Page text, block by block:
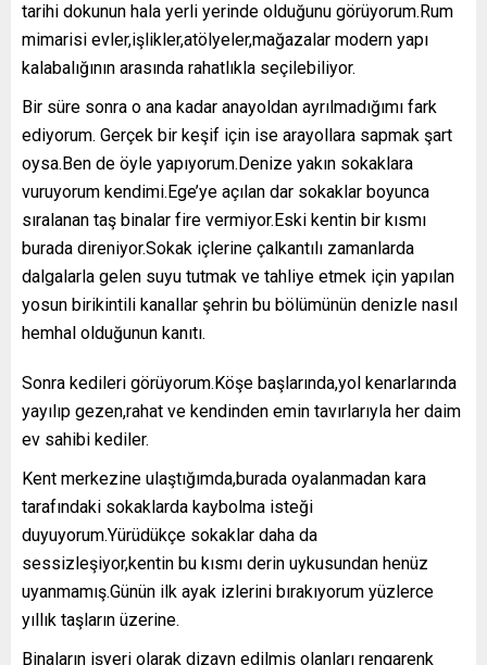
tarihi dokunun hala yerli yerinde olduğunu görüyorum.Rum
mimarisi evler,işlikler,atölyeler,mağazalar modern yapı
kalabalığının arasında rahatlıkla seçilebiliyor.
Bir süre sonra o ana kadar anayoldan ayrılmadığımı fark
ediyorum. Gerçek bir keşif için ise arayollara sapmak şart
oysa.Ben de öyle yapıyorum.Denize yakın sokaklara
vuruyorum kendimi.Ege’ye açılan dar sokaklar boyunca
sıralanan taş binalar fire vermiyor.Eski kentin bir kısmı
burada direniyor.Sokak içlerine çalkantılı zamanlarda
dalgalarla gelen suyu tutmak ve tahliye etmek için yapılan
yosun birikintili kanallar şehrin bu bölümünün denizle nasıl
hemhal olduğunun kanıtı.
Sonra kedileri görüyorum.Köşe başlarında,yol kenarlarında
yayılıp gezen,rahat ve kendinden emin tavırlarıyla her daim
ev sahibi kediler.
Kent merkezine ulaştığımda,burada oyalanmadan kara
tarafındaki sokaklarda kaybolma isteği
duyuyorum.Yürüdükçe sokaklar daha da
sessizleşiyor,kentin bu kısmı derin uykusundan henüz
uyanmamış.Günün ilk ayak izlerini bırakıyorum yüzlerce
yıllık taşların üzerine.
Binaların işyeri olarak dizayn edilmiş olanları rengarenk